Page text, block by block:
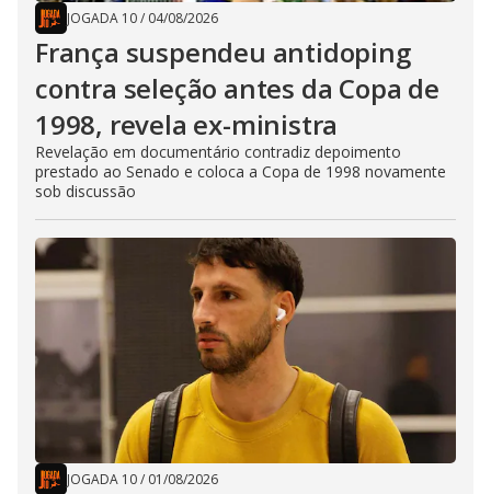
JOGADA 10/ 04/08/2026
França suspendeu antidoping
contra seleção antes da Copa de
1998, revela ex-ministra
Revelação em documentário contradiz depoimento
prestado ao Senado e coloca a Copa de 1998 novamente
sob discussão
JOGADA 10/ 01/08/2026